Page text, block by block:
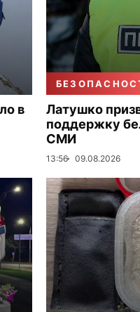
в
Латушко
поддержку
СМИ
13:56 09.08.2026